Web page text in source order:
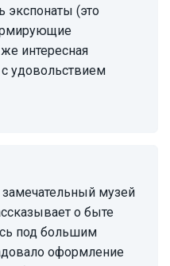
экспонаты (это
интересная
удовольствием
о быте
под большим
оформление